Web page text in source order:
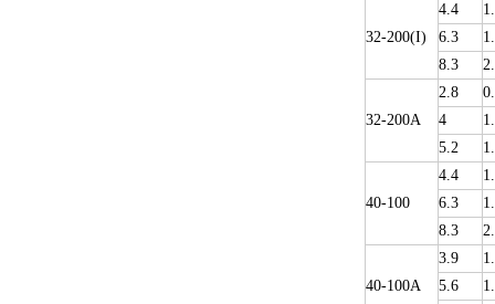
32-200(I)
4.4
6.3
8.3
32-200A
2.8
4
5.2
40-100
4.4
6.3
8.3
40-100A
3.9
5.6